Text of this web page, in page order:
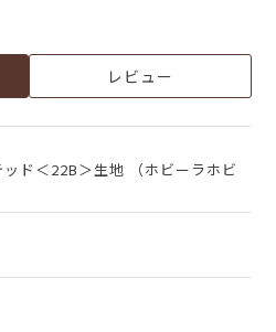
レビュー
ド＜22B＞生地 （ホビーラホビ